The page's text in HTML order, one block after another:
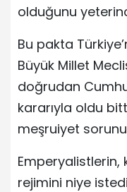
olduğunu
Bu pakta
Büyük Millet
doğrudan
kararıyla oldu
meşruiyet
Emperyalistlerin,
rejimini niye